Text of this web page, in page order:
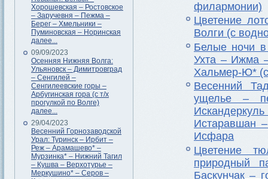
Хорошевская – Ростовское
– Заручевня – Пежма –
Берег – Хмельники –
Пуминовская – Норинская
далее...
09/09/2023
Осенняя Нижняя Волга:
Ульяновск – Димитровград
– Сенгилей –
Сенгилеевские горы –
Арбугинская гора (с т/х
прогулкой по Волге)
далее...
29/04/2023
Весенний Горнозаводской
Урал: Туринск – Ирбит –
Реж – Арамашево* –
Мурзинка* – Нижний Тагил
– Кушва – Верхотурье –
Меркушино* – Серов –
филармонии)
Цветение
Волги (с
Белые ночи
Ухта – Ижма
Хальмер-Ю*
Весенний
ущелье –
Истаравшан
Исфара
Цветение
природный
Баскунчак –